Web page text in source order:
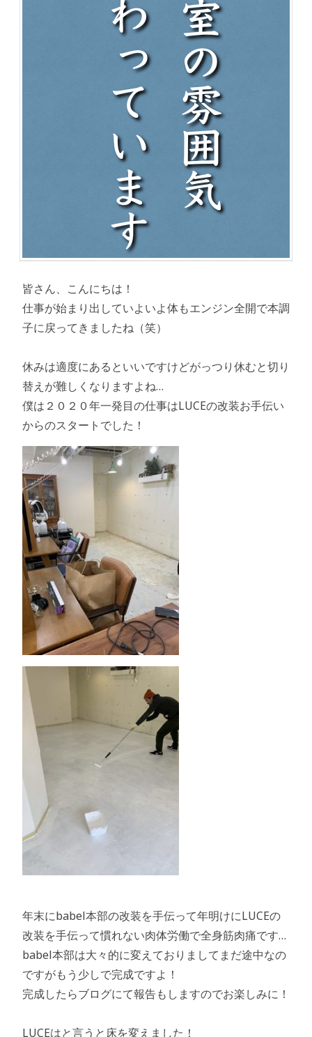
皆さん、こんにちは！
仕事が始まり出していよいよ体もエンジン全開で本調
子に戻ってきましたね（笑）
休みは適度にあるといいですけどがっつり休むと切り
替えが難しくなりますよね…
僕は２０２０年一発目の仕事はLUCEの改装お手伝い
からのスタートでした！
年末にbabel本部の改装を手伝って年明けにLUCEの
改装を手伝って慣れない肉体労働で全身筋肉痛です…
babel本部は大々的に変えておりましてまだ途中なの
ですがもう少しで完成ですよ！
完成したらブログにて報告もしますのでお楽しみに！
LUCEはと言うと床を変えました！